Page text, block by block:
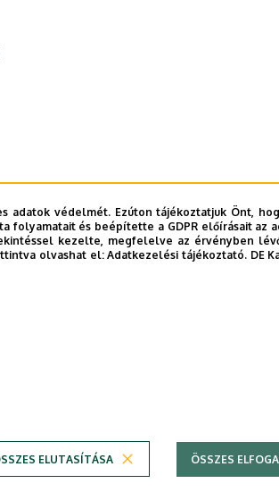
védelmét. Ezúton tájékoztatjuk Önt,
folyamatait és beépítette a GDPR előírásait az
kezelte, megfelelve az érvényben
olvashat el:Adatkezelési tájékoztató. DE
ELUTASÍTÁSA ÖSSZES